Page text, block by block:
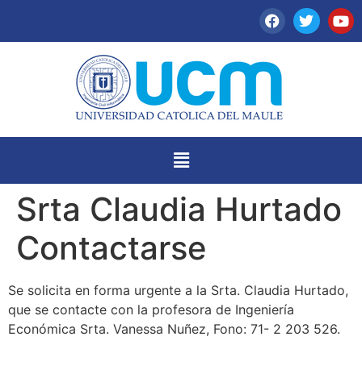
Srta Claudia Hurtado
Contactarse
Se solicita en forma urgente a la Srta. Claudia Hurtado,
que se contacte con la profesora de Ingeniería
Económica Srta. Vanessa Nuñez, Fono: 71- 2 203 526.